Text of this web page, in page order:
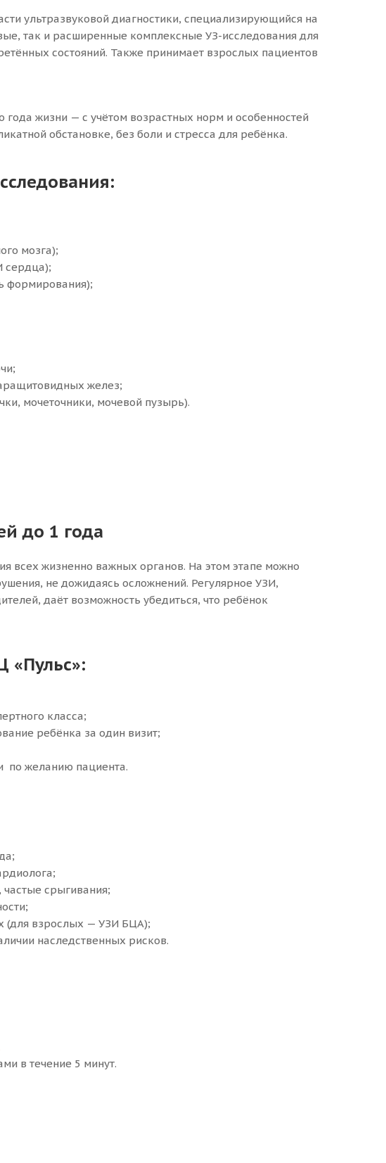
ультразвуковой диагностики, специализирующийся на
так и расширенные комплексные УЗ-исследования для
состояний. Также принимает взрослых пациентов
жизни — с учётом возрастных норм и особенностей
обстановке, без боли и стресса для ребёнка.
мозга);
сердца);
формирования);
желез;
мочеточники, мочевой пузырь).
до 1 года
всех жизненно важных органов. На этом этапе можно
не дожидаясь осложнений. Регулярное УЗИ,
даёт возможность убедиться, что ребёнок
«Пульс»:
класса;
ребёнка за один визит;
по желанию пациента.
срыгивания;
(для взрослых — УЗИ БЦА);
наследственных рисков.
в течение 5 минут.